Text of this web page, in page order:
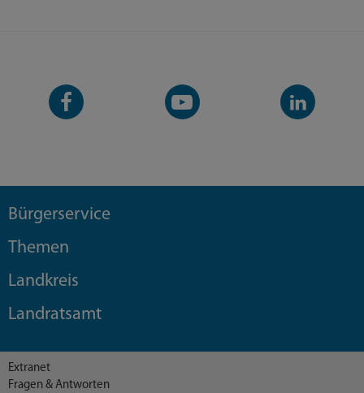
Facebook-
Seite
YouTube-
Kanal
LinkedIn-
Kanal
Bürgerservice
Themen
Landkreis
Landratsamt
Extranet
Fragen & Antworten